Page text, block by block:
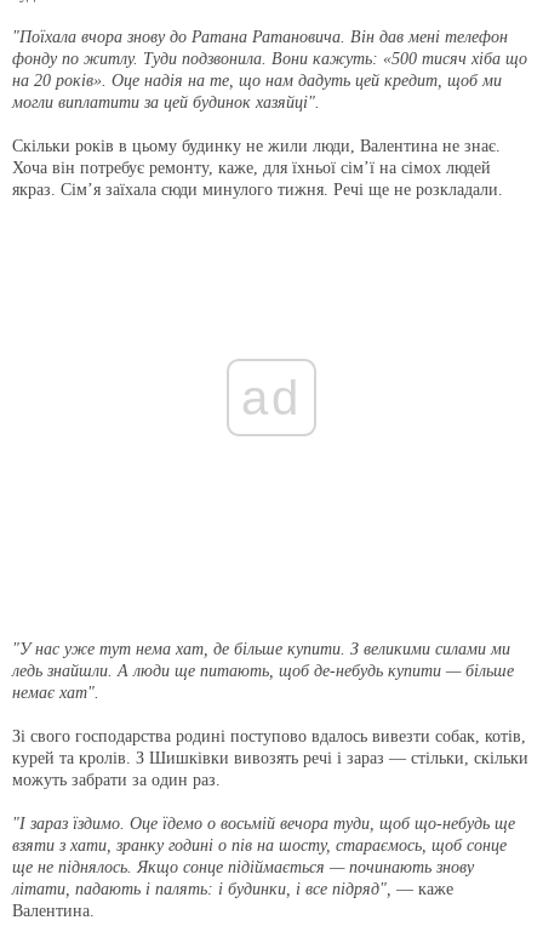
"Поїхала вчора знову до Ратана Ратановича. Він дав мені телефон
фонду по житлу. Туди подзвонила. Вони кажуть: «500 тисяч хіба що
на 20 років». Оце надія на те, що нам дадуть цей кредит, щоб ми
могли виплатити за цей будинок хазяйці".
Скільки років в цьому будинку не жили люди, Валентина не знає.
Хоча він потребує ремонту, каже, для їхньої сім’ї на сімох людей
якраз. Сім’я заїхала сюди минулого тижня. Речі ще не розкладали.
ad
"У нас уже тут нема хат, де більше купити. З великими силами ми
ледь знайшли. А люди ще питають, щоб де-небудь купити — більше
немає хат".
Зі свого господарства родині поступово вдалось вивезти собак, котів,
курей та кролів. З Шишківки вивозять речі і зараз — стільки, скільки
можуть забрати за один раз.
"І зараз їздимо. Оце їдемо о восьмій вечора туди, щоб що-небудь ще
взяти з хати, зранку годині о пів на шосту, стараємось, щоб сонце
ще не піднялось. Якщо сонце підіймається — починають знову
літати, падають і палять: і будинки, і все підряд", — каже
Валентина.